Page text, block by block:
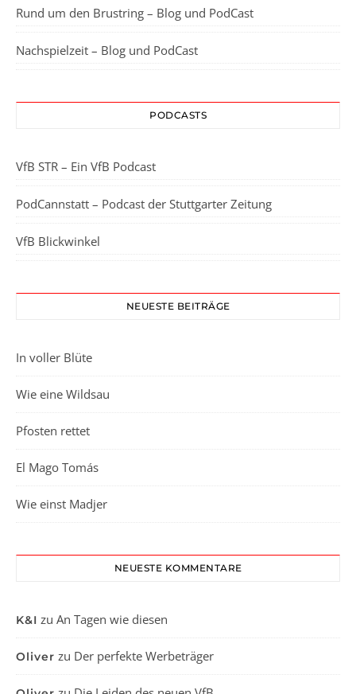
Rund um den Brustring – Blog und PodCast
Nachspielzeit – Blog und PodCast
PODCASTS
VfB STR – Ein VfB Podcast
PodCannstatt – Podcast der Stuttgarter Zeitung
VfB Blickwinkel
NEUESTE BEITRÄGE
In voller Blüte
Wie eine Wildsau
Pfosten rettet
El Mago Tomás
Wie einst Madjer
NEUESTE KOMMENTARE
K&I zu An Tagen wie diesen
Oliver zu Der perfekte Werbeträger